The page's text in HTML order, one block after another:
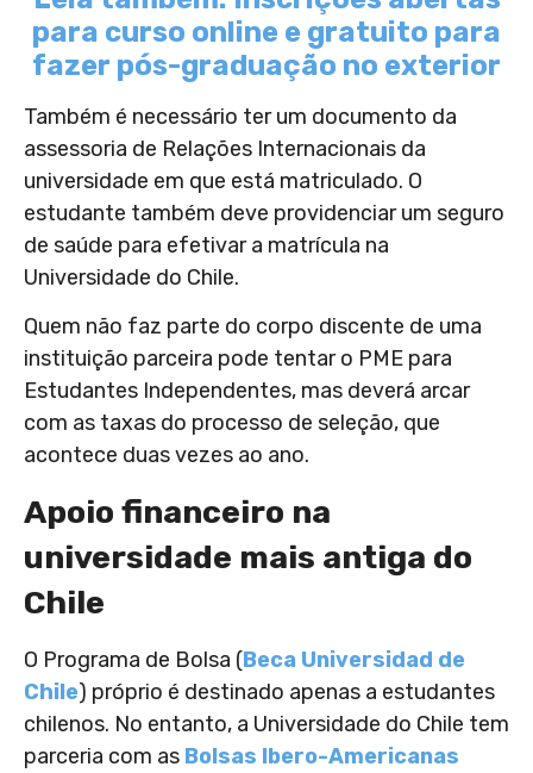
para curso online e gratuito para
fazer pós-graduação no exterior
Também é necessário ter um documento da
assessoria de Relações Internacionais da
universidade em que está matriculado. O
estudante também deve providenciar um seguro
de saúde para efetivar a matrícula na
Universidade do Chile.
Quem não faz parte do corpo discente de uma
instituição parceira pode tentar o PME para
Estudantes Independentes, mas deverá arcar
com as taxas do processo de seleção, que
acontece duas vezes ao ano.
Apoio financeiro na
universidade mais antiga do
Chile
O Programa de Bolsa (Beca Universidad de
Chile) próprio é destinado apenas a estudantes
chilenos. No entanto, a Universidade do Chile tem
parceria com as Bolsas Ibero-Americanas